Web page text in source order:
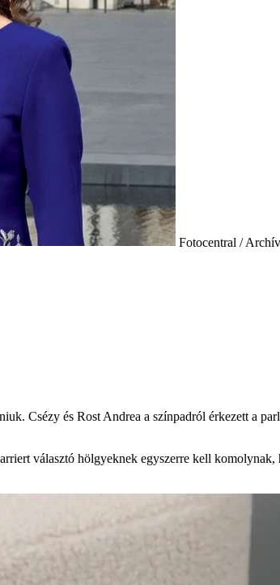
Fotocentral / Archív
Csézy és Rost Andrea a színpadról érkezett a
választó hölgyeknek egyszerre kell komolynak,